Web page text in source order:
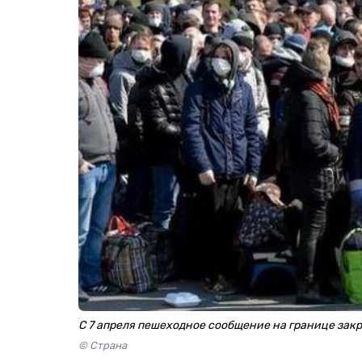
С 7 апреля пешеходное сообщение на границе
© Страна